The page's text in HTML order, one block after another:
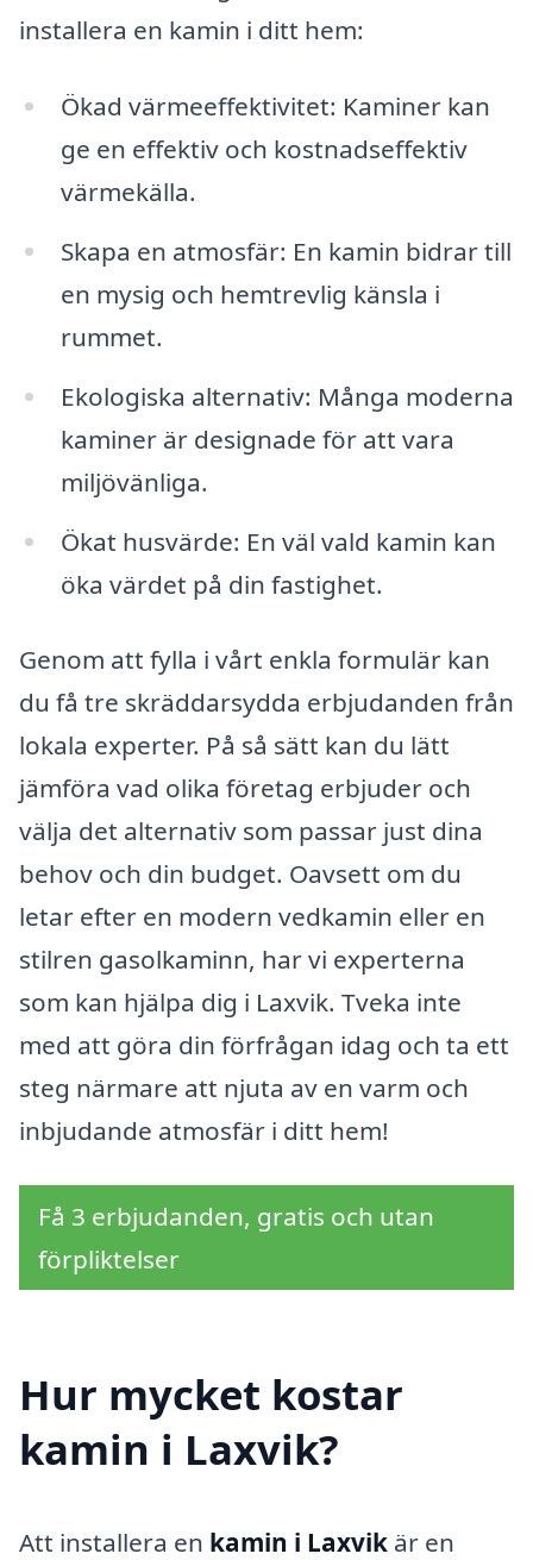
installera en kamin i ditt hem:
Ökad värmeeffektivitet: Kaminer kan
ge en effektiv och kostnadseffektiv
värmekälla.
Skapa en atmosfär: En kamin bidrar till
en mysig och hemtrevlig känsla i
rummet.
Ekologiska alternativ: Många moderna
kaminer är designade för att vara
miljövänliga.
Ökat husvärde: En väl vald kamin kan
öka värdet på din fastighet.
Genom att fylla i vårt enkla formulär kan
du få tre skräddarsydda erbjudanden från
lokala experter. På så sätt kan du lätt
jämföra vad olika företag erbjuder och
välja det alternativ som passar just dina
behov och din budget. Oavsett om du
letar efter en modern vedkamin eller en
stilren gasolkaminn, har vi experterna
som kan hjälpa dig i Laxvik. Tveka inte
med att göra din förfrågan idag och ta ett
steg närmare att njuta av en varm och
inbjudande atmosfär i ditt hem!
Få 3 erbjudanden, gratis och utan
förpliktelser
Hur mycket kostar
kamin i Laxvik?
Att installera en kamin i Laxvik är en